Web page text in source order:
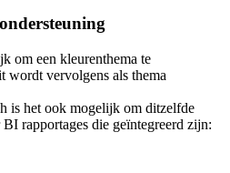
om een kleurenthema te
wordt vervolgens als thema
is het ook mogelijk om ditzelfde
rapportages die geïntegreerd zijn: